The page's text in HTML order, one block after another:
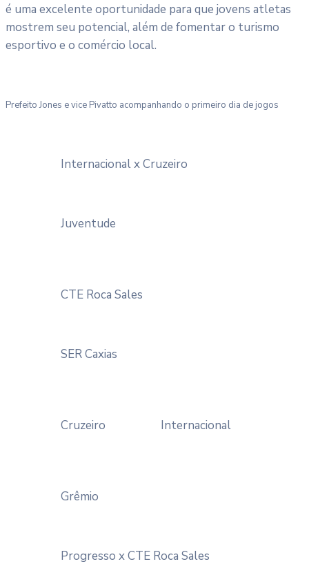
é uma excelente oportunidade para que jovens atletas
mostrem seu potencial, além de fomentar o turismo
esportivo e o comércio local.
Prefeito Jones e vice Pivatto acompanhando o primeiro dia de jogos
Internacional x Cruzeiro
Juventude
CTE Roca Sales
SER Caxias
Cruzeiro Internacional
Grêmio
Progresso x CTE Roca Sales